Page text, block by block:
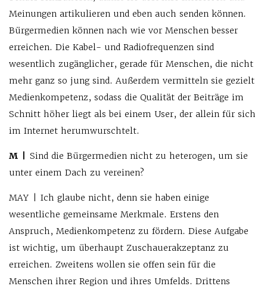
Meinungen artikulieren und eben auch senden können.
Bürgermedien können nach wie vor Menschen besser
erreichen. Die Kabel- und Radiofrequenzen sind
wesentlich zugänglicher, gerade für Menschen, die nicht
mehr ganz so jung sind. Außerdem vermitteln sie gezielt
Medienkompetenz, sodass die Qualität der Beiträge im
Schnitt höher liegt als bei einem User, der allein für sich
im Internet herumwurschtelt.
M |
Sind die Bürgermedien nicht zu heterogen, um sie
unter einem Dach zu vereinen?
MAY | Ich glaube nicht, denn sie haben einige
wesentliche gemeinsame Merkmale. Erstens den
Anspruch, Medienkompetenz zu fördern. Diese Aufgabe
ist wichtig, um überhaupt Zuschauerakzeptanz zu
erreichen. Zweitens wollen sie offen sein für die
Menschen ihrer Region und ihres Umfelds. Drittens